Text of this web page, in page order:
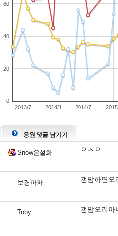
2013/7 2014/1 2014/7
0
20
40
60
응원 댓글 남기기
Snow은설화 ㅇㅅㅇ
보경파파 갱맘하면오
Toby 갱맘오리아